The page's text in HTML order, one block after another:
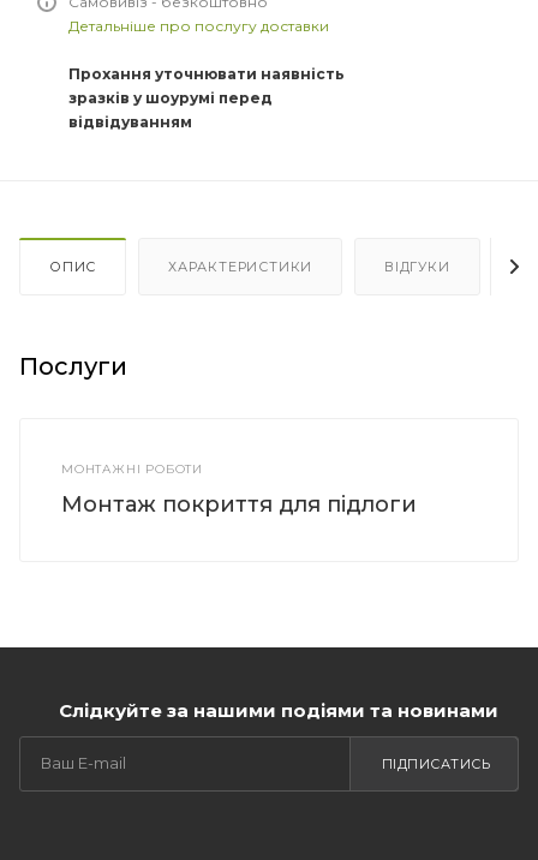
Детальніше про послугу доставки
Прохання уточнювати наявність
зразків у шоурумі перед
відвідуванням
ОПИС ХАРАКТЕРИСТИКИ ВІДГУКИ
Послуги
МОНТАЖНІ РОБОТИ
Монтаж покриття для підлоги
Слідкуйте за нашими подіями та новинами
ПІДПИСАТИСЬ